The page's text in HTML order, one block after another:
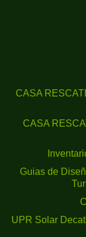
CASA
CASA
Guias de
UPR Solar